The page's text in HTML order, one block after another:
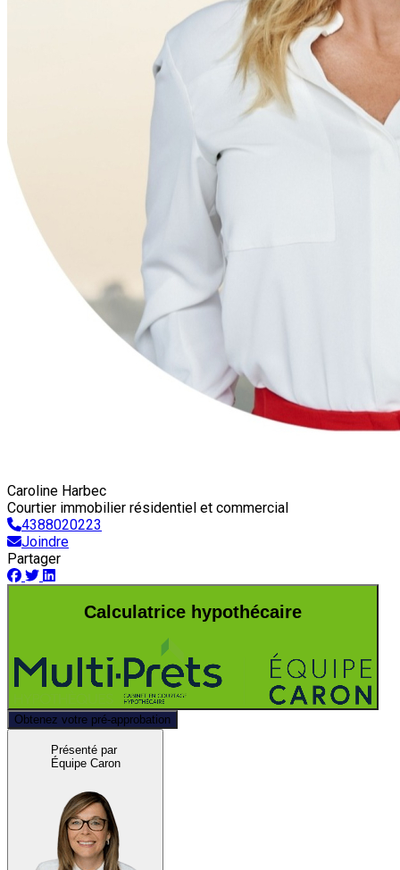
Caroline Harbec
Courtier immobilier résidentiel et commercial
4388020223
Joindre
Partager
Calculatrice hypothécaire
Obtenez votre pré-approbation
Présenté par
Équipe Caron